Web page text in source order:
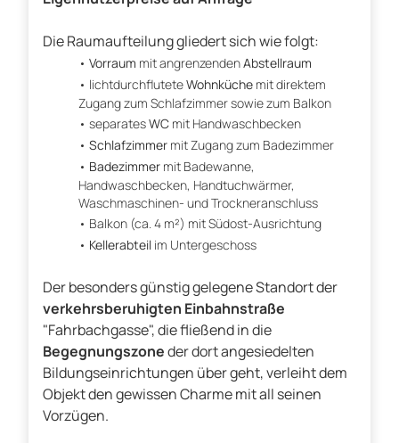
Die Raumaufteilung gliedert sich wie folgt:
Vorraum mit angrenzendenAbstellraum
lichtdurchfluteteWohnküche mit direktem
Zugang zum Schlafzimmer sowie zum Balkon
separatesWC mit Handwaschbecken
Schlafzimmer mit Zugang zum Badezimmer
Badezimmer mit Badewanne,
Handwaschbecken, Handtuchwärmer,
Waschmaschinen- und Trockneranschluss
Balkon (ca. 4 m²) mit Südost-Ausrichtung
Kellerabteil im Untergeschoss
Der besonders günstig gelegene Standort der
verkehrsberuhigten Einbahnstraße
"Fahrbachgasse", die fließend in die
Begegnungszoneder dort angesiedelten
Bildungseinrichtungen über geht, verleiht dem
Objekt den gewissen Charme mit all seinen
Vorzügen.